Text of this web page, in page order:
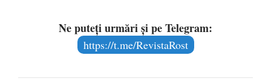
Ne puteți urmări și pe Telegram:
https://t.me/RevistaRost